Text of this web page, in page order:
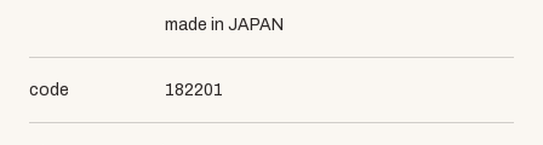
made in JAPAN
code 182201